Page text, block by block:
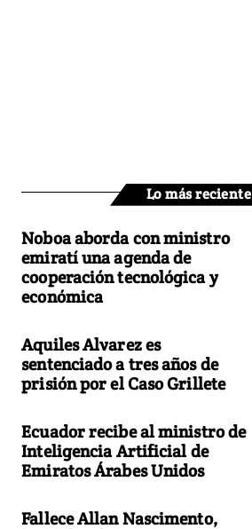
Lo más reciente
Noboa aborda con ministro
emiratí una agenda de
cooperación tecnológica y
económica
Aquiles Alvarez es
sentenciado a tres años de
prisión por el Caso Grillete
Ecuador recibe al ministro de
Inteligencia Artificial de
Emiratos Árabes Unidos
Fallece Allan Nascimento,